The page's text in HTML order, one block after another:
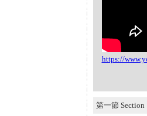
https://
第一節 Section